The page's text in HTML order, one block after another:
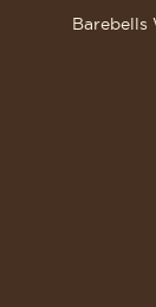
Barebells
tab)
tab)